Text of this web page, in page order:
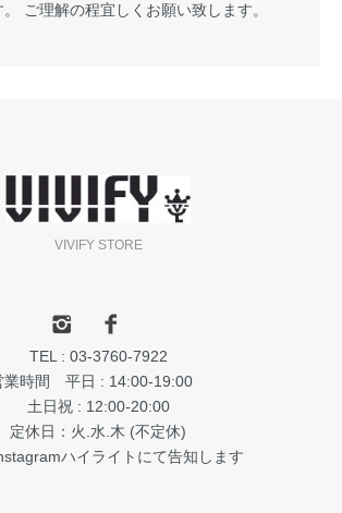
ご理解の程宜しくお願い致します。
VIVIFY STORE
TEL : 03-3760-7922
業時間 平日 : 14:00-19:00
土日祝 : 12:00-20:00
定休日：火.水.木 (不定休)
ハイライトにて告知します